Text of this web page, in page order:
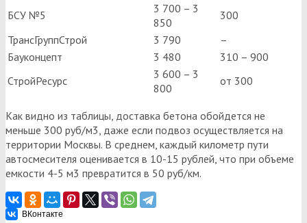
БСУ №5
3 700 – 3
850
300
ТрансГруппСтрой
3 790
–
Бауконцепт
3 480
310 – 900
СтройРесурс
3 600 – 3
800
от 300
Как видно из таблицы, доставка бетона обойдется не
меньше 300 руб/м3, даже если подвоз осуществляется на
территории Москвы. В среднем, каждый километр пути
автосмесителя оценивается в 10-15 рублей, что при объеме
емкости 4-5 м3 превратится в 50 руб/км.
ВКонтакте